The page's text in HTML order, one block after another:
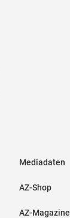
Mediadaten
AZ-Shop
AZ-Magazine